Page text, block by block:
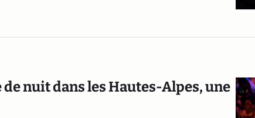
nuit dans les Hautes-Alpes, une